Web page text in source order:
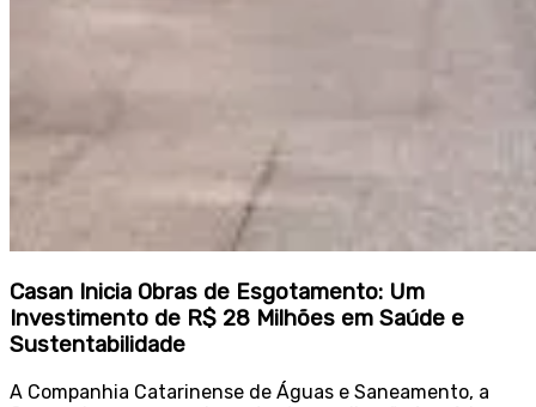
Casan Inicia Obras de Esgotamento: Um
Investimento de R$ 28 Milhões em Saúde e
Sustentabilidade
A Companhia Catarinense de Águas e Saneamento, a